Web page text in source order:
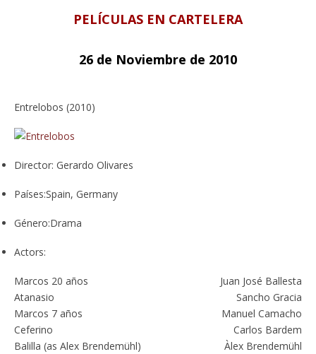
PELÍCULAS EN CARTELERA
26 de Noviembre de 2010
Entrelobos (2010)
Director: Gerardo Olivares
Países:Spain, Germany
Género:Drama
Actors:
Marcos 20 años
Juan José Ballesta
Atanasio
Sancho Gracia
Marcos 7 años
Manuel Camacho
Ceferino
Carlos Bardem
Balilla (as Alex Brendemühl)
Àlex Brendemühl